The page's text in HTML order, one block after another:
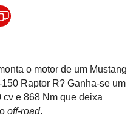
o motor de um Mustang
Raptor R? Ganha-se um
e 868 Nm que deixa
off-road.